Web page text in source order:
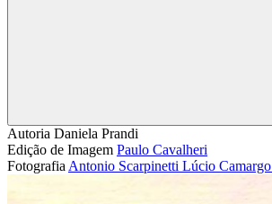
Compartilhar
Autoria Daniela Prandi
Edição de Imagem Paulo Cavalheri
Fotografia Antonio Scarpinetti Lúcio Camargo